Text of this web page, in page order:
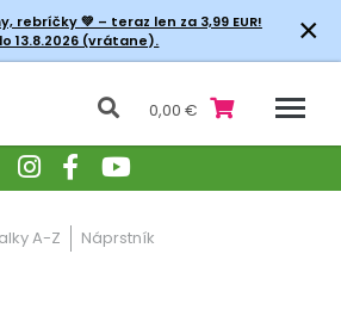
rebríčky💚 – teraz len za 3,99 EUR!
13.8.2026 (vrátane).
×
0,00 €
A-Z Náprstník